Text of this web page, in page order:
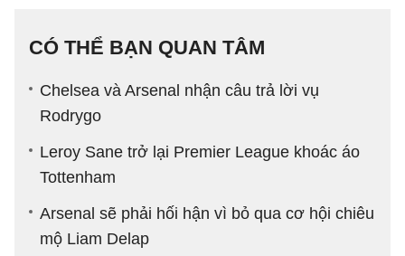
CÓ THỂ BẠN QUAN TÂM
Chelsea và Arsenal nhận câu trả lời vụ
Rodrygo
Leroy Sane trở lại Premier League khoác áo
Tottenham
Arsenal sẽ phải hối hận vì bỏ qua cơ hội chiêu
mộ Liam Delap